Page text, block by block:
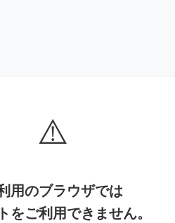
⚠️
用のブラウザでは
をご利用できません。